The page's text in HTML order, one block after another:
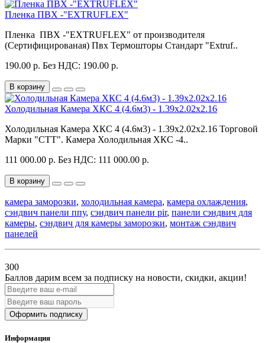
Пленка ПВХ -"EXTRUFLEX"
Пленка ПВХ -"EXTRUFLEX" от производителя
(Сертифицированая) Пвх Термошторы Стандарт "Extruf..
190.00 р. Без НДС: 190.00 р.
В корзину
Холодильная Камера ХКС 4 (4.6м3) - 1.39х2.02х2.16
Холодильная Камера ХКС 4 (4.6м3) - 1.39х2.02х2.16 Торговой
Марки "СТТ". Камера Холодильная ХКС -4..
111 000.00 р. Без НДС: 111 000.00 р.
В корзину
камера заморозки, холодильная камера, камера охлаждения,
сэндвич панели ппу, сэндвич панели pir, панели сэндвич для
камеры, сэндвич для камеры заморозки, монтаж сэндвич
панелей
300
Баллов дарим всем за подписку на новости, скидки, акции!
Оформить подписку
Информация